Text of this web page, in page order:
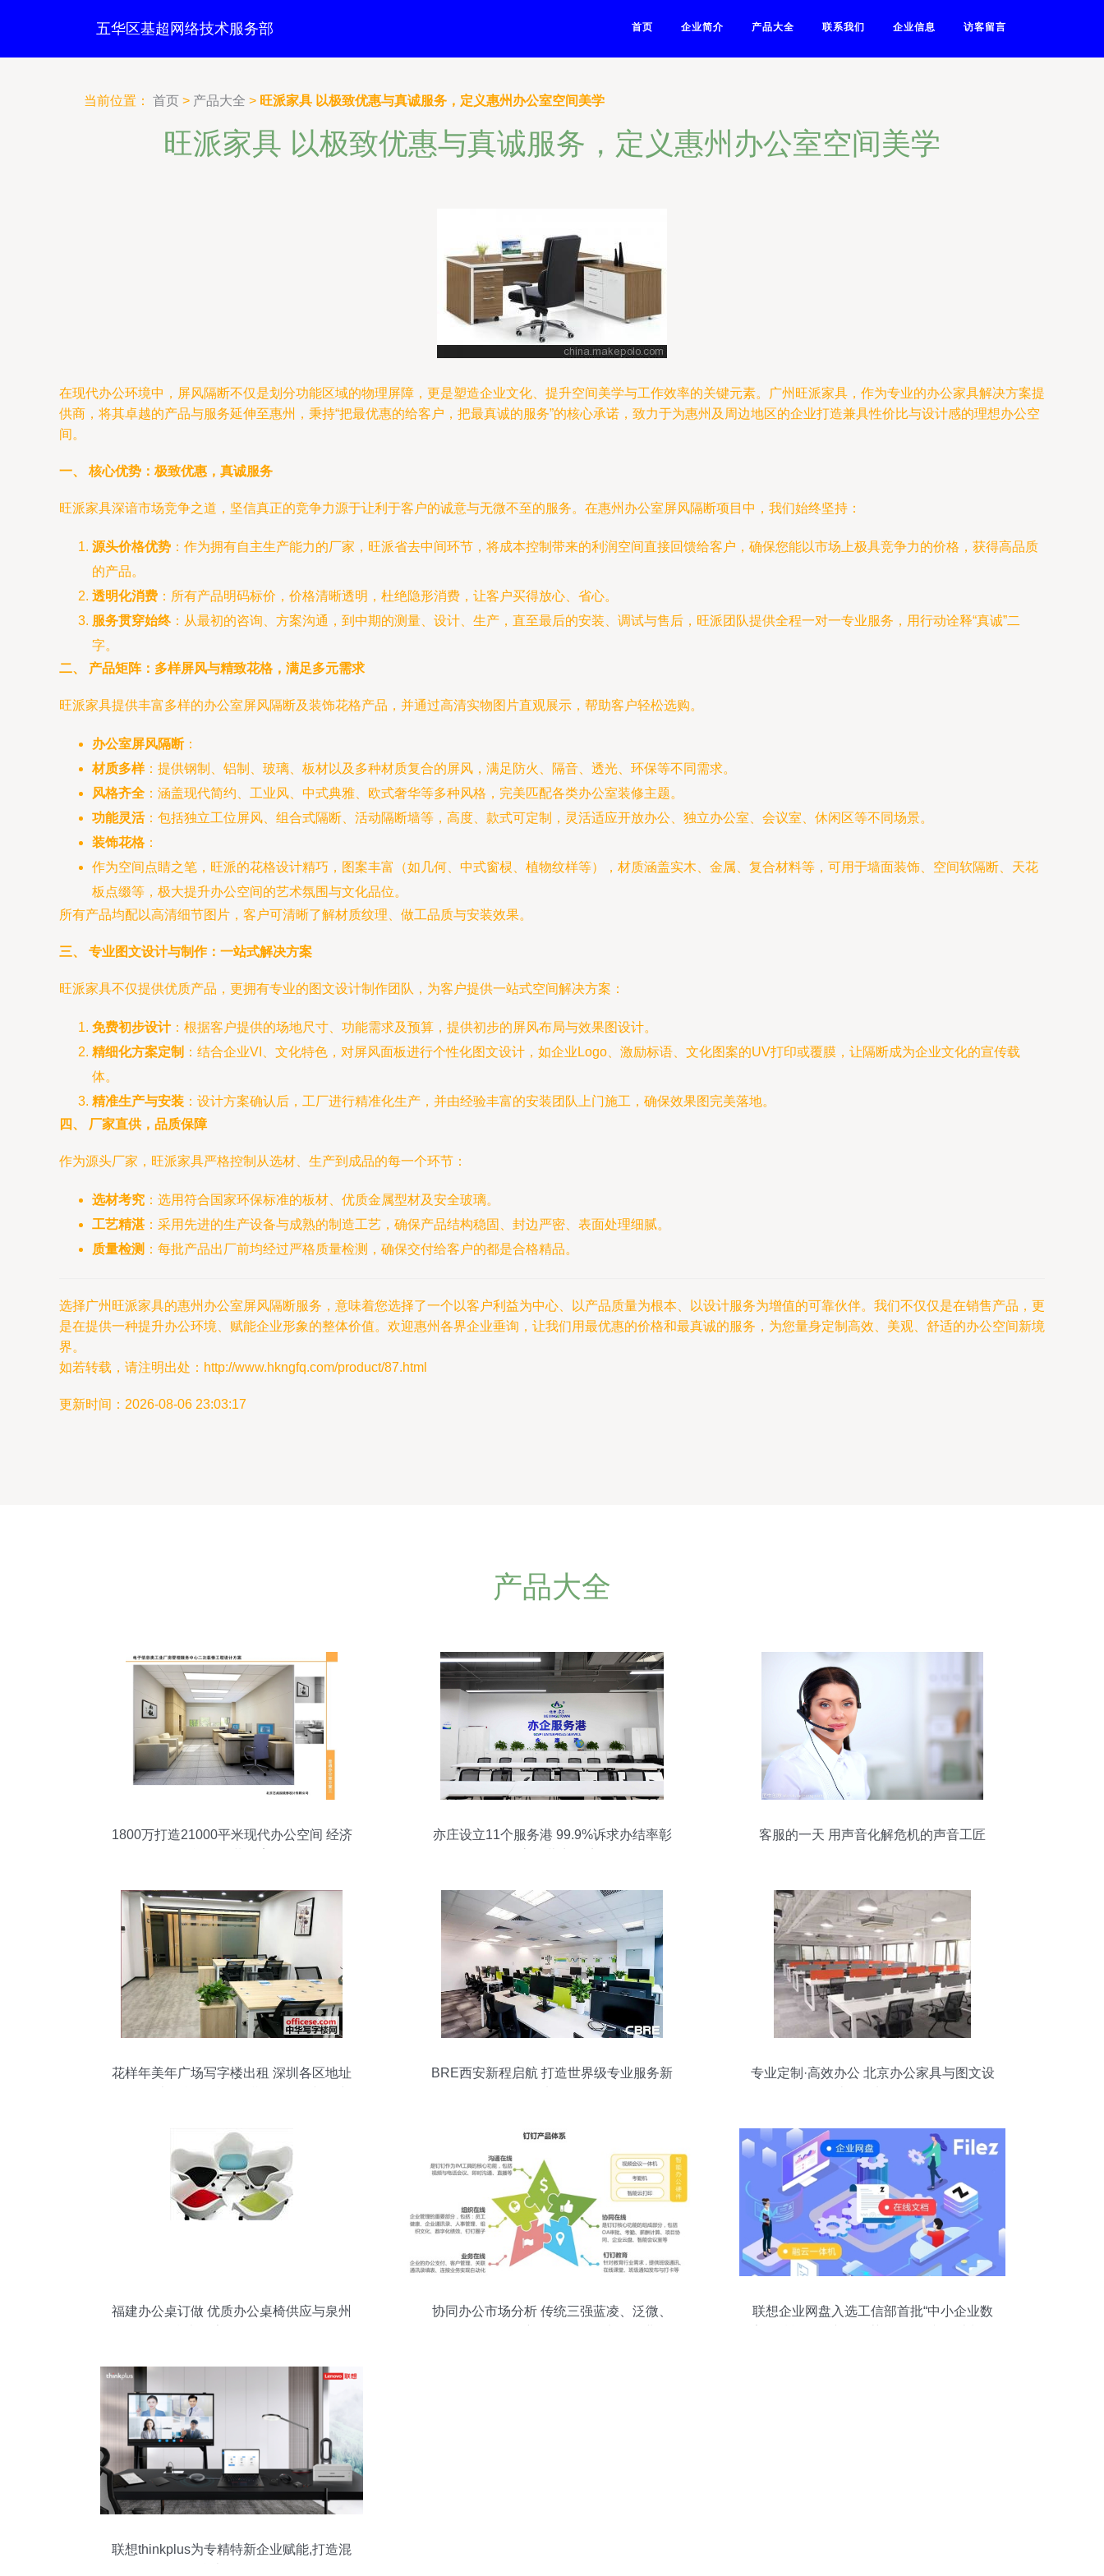
五华区基超网络技术服务部 首页 企业简介 产品大全 联系我们 企业信息 访客留言
当前位置： 首页 > 产品大全 > 旺派家具 以极致优惠与真诚服务，定义惠州办公室空间美学
旺派家具 以极致优惠与真诚服务，定义惠州办公室空间美学
在现代办公环境中，屏风隔断不仅是划分功能区域的物理屏障，更是塑造企业文化、提升空间美学与工作效率的关键元素。广州旺派家具，作为专业的办公家具解决方案提
供商，将其卓越的产品与服务延伸至惠州，秉持“把最优惠的给客户，把最真诚的服务”的核心承诺，致力于为惠州及周边地区的企业打造兼具性价比与设计感的理想办公空
间。
一、 核心优势：极致优惠，真诚服务
旺派家具深谙市场竞争之道，坚信真正的竞争力源于让利于客户的诚意与无微不至的服务。在惠州办公室屏风隔断项目中，我们始终坚持：
源头价格优势 ：作为拥有自主生产能力的厂家，旺派省去中间环节，将成本控制带来的利润空间直接回馈给客户，确保您能以市场上极具竞争力的价格，获得高品质
的产品。
透明化消费 ：所有产品明码标价，价格清晰透明，杜绝隐形消费，让客户买得放心、省心。
服务贯穿始终：从最初的咨询、方案沟通，到中期的测量、设计、生产，直至最后的安装、调试与售后，旺派团队提供全程一对一专业服务，用行动诠释“真诚”二
字。
二、 产品矩阵：多样屏风与精致花格，满足多元需求
旺派家具提供丰富多样的办公室屏风隔断及装饰花格产品，并通过高清实物图片直观展示，帮助客户轻松选购。
办公室屏风隔断：
材质多样：提供钢制、铝制、玻璃、板材以及多种材质复合的屏风，满足防火、隔音、透光、环保等不同需求。
风格齐全 ：涵盖现代简约、工业风、中式典雅、欧式奢华等多种风格，完美匹配各类办公室装修主题。
功能灵活：包括独立工位屏风、组合式隔断、活动隔断墙等，高度、款式可定制，灵活适应开放办公、独立办公室、会议室、休闲区等不同场景。
装饰花格：
作为空间点睛之笔，旺派的花格设计精巧，图案丰富（如几何、中式窗棂、植物纹样等），材质涵盖实木、金属、复合材料等，可用于墙面装饰、空间软隔断、天花
板点缀等，极大提升办公空间的艺术氛围与文化品位。
所有产品均配以高清细节图片，客户可清晰了解材质纹理、做工品质与安装效果。
三、 专业图文设计与制作：一站式解决方案
旺派家具不仅提供优质产品，更拥有专业的图文设计制作团队，为客户提供一站式空间解决方案：
免费初步设计：根据客户提供的场地尺寸、功能需求及预算，提供初步的屏风布局与效果图设计。
精细化方案定制 ：结合企业VI、文化特色，对屏风面板进行个性化图文设计，如企业Logo、激励标语、文化图案的UV打印或覆膜，让隔断成为企业文化的宣传载
体。
精准生产与安装 ：设计方案确认后，工厂进行精准化生产，并由经验丰富的安装团队上门施工，确保效果图完美落地。
四、 厂家直供，品质保障
作为源头厂家，旺派家具严格控制从选材、生产到成品的每一个环节：
选材考究 ：选用符合国家环保标准的板材、优质金属型材及安全玻璃。
工艺精湛：采用先进的生产设备与成熟的制造工艺，确保产品结构稳固、封边严密、表面处理细腻。
质量检测 ：每批产品出厂前均经过严格质量检测，确保交付给客户的都是合格精品。
选择广州旺派家具的惠州办公室屏风隔断服务，意味着您选择了一个以客户利益为中心、以产品质量为根本、以设计服务为增值的可靠伙伴。我们不仅仅是在销售产品，更
是在提供一种提升办公环境、赋能企业形象的整体价值。欢迎惠州各界企业垂询，让我们用最优惠的价格和最真诚的服务，为您量身定制高效、美观、舒适的办公空间新境
界。
如若转载，请注明出处：http://www.hkngfq.com/product/87.html
更新时间：2026-08-06 23:03:17
产品大全
1800万打造21000平米现代办公空间 经济
亦庄设立11个服务港 99.9%诉求办结率彰
客服的一天 用声音化解危机的声音工匠
花样年美年广场写字楼出租 深圳各区地址
BRE西安新程启航 打造世界级专业服务新
专业定制·高效办公 北京办公家具与图文设
福建办公桌订做 优质办公桌椅供应与泉州
协同办公市场分析 传统三强蓝凌、泛微、
联想企业网盘入选工信部首批“中小企业数
联想thinkplus为专精特新企业赋能,打造混